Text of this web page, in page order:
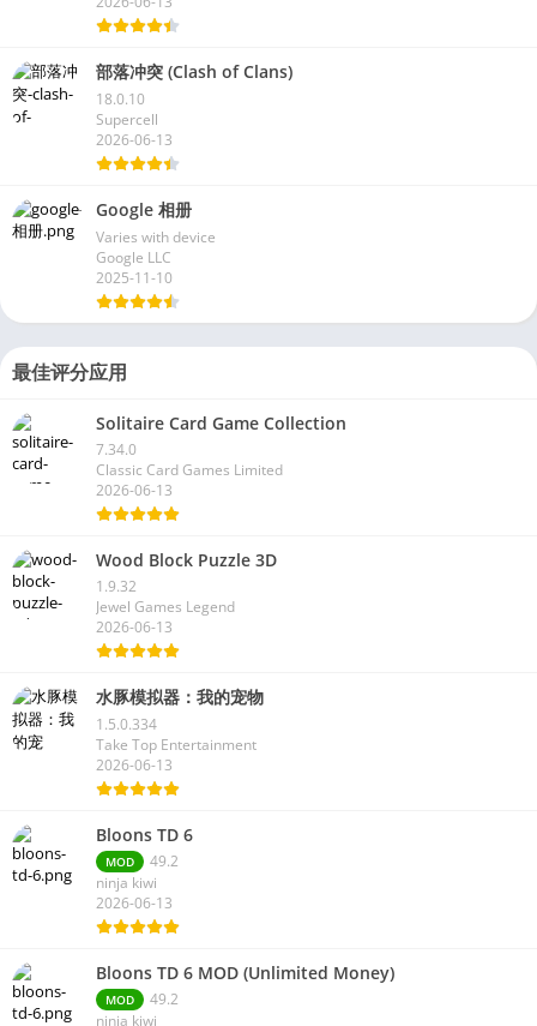
TikTok Pte. Ltd.
部落冲突 (Clash of Clans)
18.0.10
Supercell
Google 相册
Varies with device
Google LLC
最佳评分应用
Solitaire Card Game Collection
7.34.0
Classic Card Games Limited
Wood Block Puzzle 3D
1.9.32
Jewel Games Legend
水豚模拟器：我的宠物
1.5.0.334
Take Top Entertainment
Bloons TD 6
MOD
49.2
ninja kiwi
Bloons TD 6 MOD (Unlimited Money)